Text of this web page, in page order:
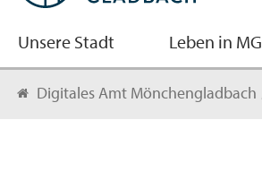
Unsere Stadt Leben in MG
Digitales Amt Mönchengladbach